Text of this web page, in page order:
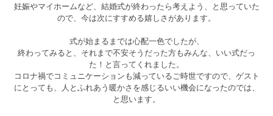
妊娠やマイホームなど、結婚式が終わったら考えよう、と思っていた
ので、今は次にすすめる嬉しさがあります。
式が始まるまでは心配一色でしたが、
終わってみると、それまで不安そうだった方もみんな、いい式だっ
た！と言ってくれました。
コロナ禍でコミュニケーションも減っているご時世ですので、ゲスト
にとっても、人とふれあう暖かさを感じるいい機会になったのでは、
と思います。